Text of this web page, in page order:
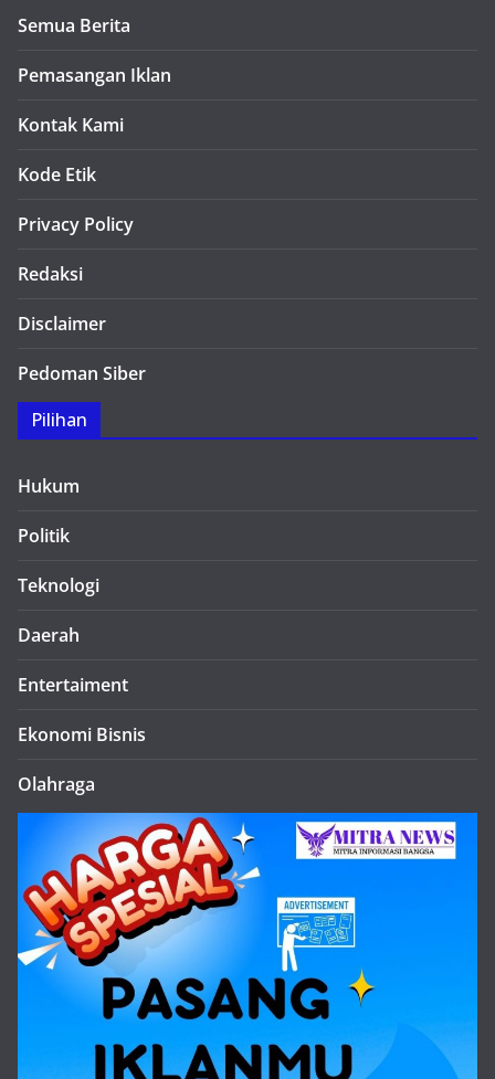
Semua Berita
Pemasangan Iklan
Kontak Kami
Kode Etik
Privacy Policy
Redaksi
Disclaimer
Pedoman Siber
Pilihan
Hukum
Politik
Teknologi
Daerah
Entertaiment
Ekonomi Bisnis
Olahraga